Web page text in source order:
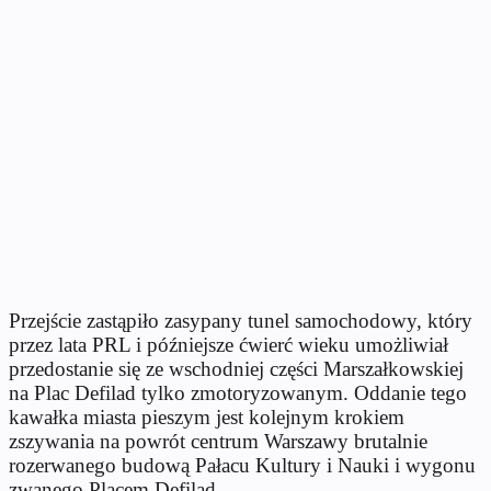
Przejście zastąpiło zasypany tunel samochodowy, który
przez lata PRL i późniejsze ćwierć wieku umożliwiał
przedostanie się ze wschodniej części Marszałkowskiej
na Plac Defilad tylko zmotoryzowanym. Oddanie tego
kawałka miasta pieszym jest kolejnym krokiem
zszywania na powrót centrum Warszawy brutalnie
rozerwanego budową Pałacu Kultury i Nauki i wygonu